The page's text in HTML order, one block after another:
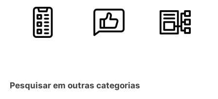
Pesquisar em outras categorias